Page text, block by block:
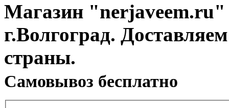
Магазин "nerjaveem.ru"
г.Волгоград.
страны.
Cамовывоз бесплатно